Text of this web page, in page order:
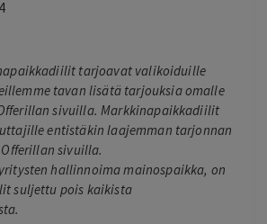
tarjoavat valikoiduille
tavan lisätä tarjouksia omalle
sivuilla. Markkinapaikkadiilit
entistäkin laajemman tarjonnan
sivuilla.
yritysten hallinnoima mainospaikka, on
suljettu pois kaikista